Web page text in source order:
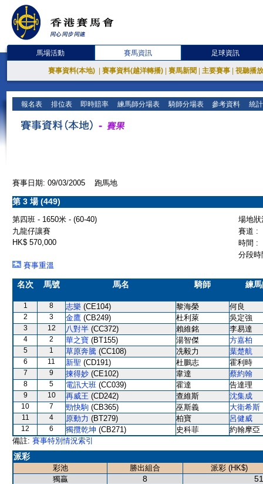
馬場活動 賽馬資訊 足球資訊
賽事資料(本地) 賽事資料(越洋轉播) 賽馬新聞 主要賽事 視聽播
報名表 排位表 即時賠率 練馬師分場表 騎師分場表 參考資料 統
賽事日期: 09/03/2005 跑馬地
第 3 場 (449)
第四班 - 1650米 - (60-40)
場地
九龍仔讓賽
賽道 :
HK$ 570,000
時間 :
分段
賽事重溫
名次 馬號 馬名 騎師 練
1 8 志樂 (CE104) 黎海榮 何良
2 3 金鷹 (CB249) 杜利萊 吳定強
3 12 八對半 (CC372) 賴維銘 李易達
4 2 華之寶 (BT155) 湯智傑 方嘉柏
5 1 草原奔騰 (CC108) 冼毅力 葉楚航
6 11 新聖 (CD191) 杜鵬志 霍利時
7 9 揀得妙 (CE102) 韋達 蔡約翰
8 5 電訊大班 (CC039) 霍達 告達理
9 10 再威王 (CD242) 查維斯 沈集成
10 7 勁快駒 (CB365) 巫斯義 大衛希斯
11 4 原動力 (BT279) 柏寶 呂健威
12 6 獨攬乾坤 (CB271) 史科菲
約翰摩亞
備註: 賽事特別情況索引
派彩
彩池 勝出組合
派彩 (HK$)
獨贏
8